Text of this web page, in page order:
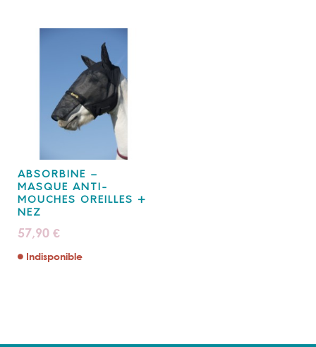
ABSORBINE –
MASQUE ANTI-
MOUCHES OREILLES +
NEZ
57,90 €
Indisponible